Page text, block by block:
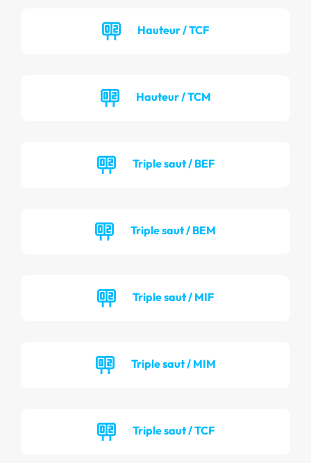
Hauteur / TCF
Hauteur / TCM
Triple saut / BEF
Triple saut / BEM
Triple saut / MIF
Triple saut / MIM
Triple saut / TCF